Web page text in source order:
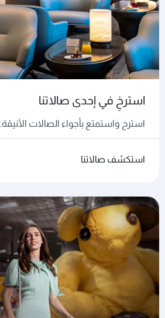
استرخِ في إحدى صالاتنا
استرح واستمتع بأجواء الصالات الأنيقة.
استكشف صالاتنا